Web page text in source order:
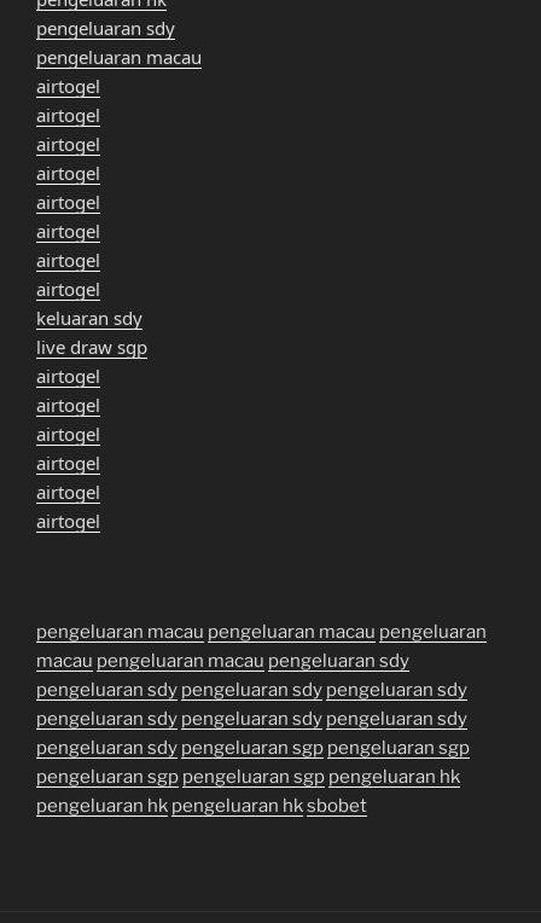
pengeluaran sdy
pengeluaran macau
airtogel
airtogel
airtogel
airtogel
airtogel
airtogel
airtogel
airtogel
keluaran sdy
live draw sgp
airtogel
airtogel
airtogel
airtogel
airtogel
airtogel
pengeluaran macau pengeluaran macau pengeluaran
macau pengeluaran macau pengeluaran sdy
pengeluaran sdy pengeluaran sdy pengeluaran sdy
pengeluaran sdy pengeluaran sdy pengeluaran sdy
pengeluaran sdy pengeluaran sgp pengeluaran sgp
pengeluaran sgp pengeluaran sgp pengeluaran hk
pengeluaran hk pengeluaran hksbobet